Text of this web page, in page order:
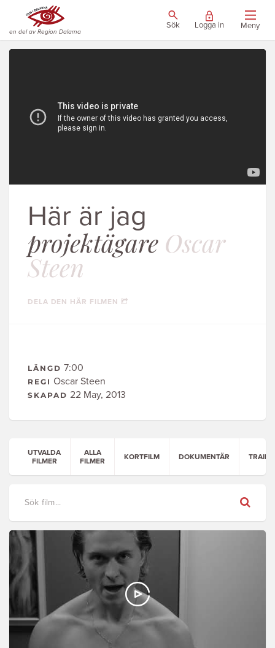
en del av Region Dalarna
Sök Logga in Meny
Här är jag
projektägare Oscar
Steen
DELA DEN HÄR FILMEN
LÄNGD 7:00
REGI Oscar Steen
SKAPAD 22 May, 2013
UTVALDA
FILMER
ALLA
FILMER
KORTFILM DOKUMENTÄR
Sök